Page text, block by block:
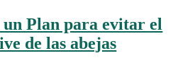
un Plan para evitar el
de las abejas